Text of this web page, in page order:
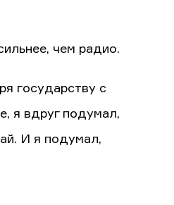
чем радио.
государству с
я вдруг подумал,
И я подумал,